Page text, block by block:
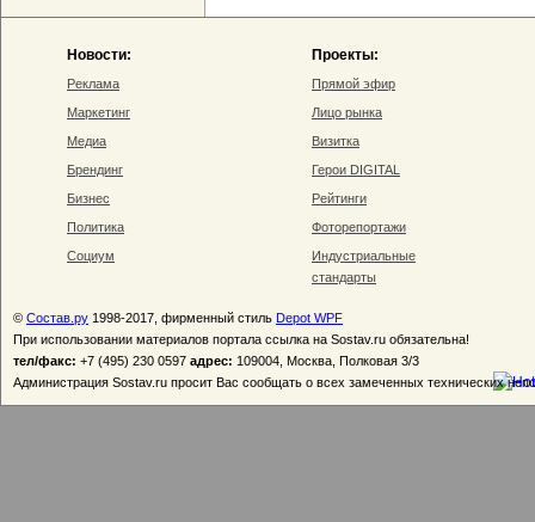
Новости:
Реклама
Маркетинг
Медиа
Брендинг
Бизнес
Политика
Социум
Проекты:
Прямой эфир
Лицо рынка
Визитка
Герои DIGITAL
Рейтинги
Фоторепортажи
Индустриальные
стандарты
© Состав.ру 1998-2017, фирменный стиль Depot WPF
При использовании материалов портала ссылка на Sostav.ru обязательна!
тел/факс: +7 (495) 230 0597 адрес: 109004, Москва, Полковая 3/3
Администрация Sostav.ru просит Вас сообщать о всех замеченных технических